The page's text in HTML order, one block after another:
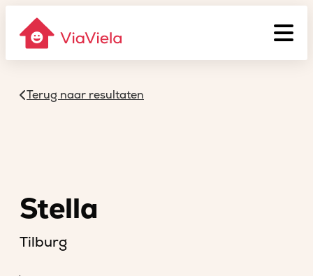
Terug naar resultaten
Stella
Tilburg